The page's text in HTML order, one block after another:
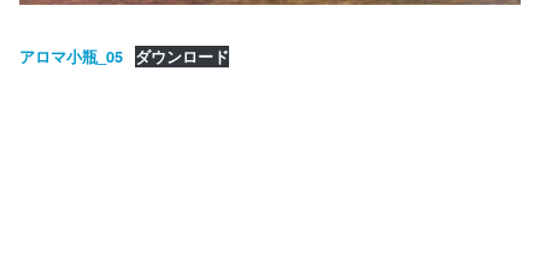
アロマ小瓶_05 ダウンロード